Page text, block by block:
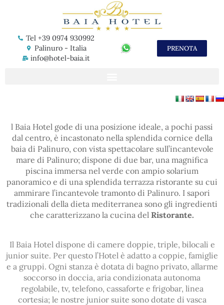
Tel +39 0974 930992
Palinuro - Italia
info@hotel-baia.it
PRENOTA
l Baia Hotel gode di una posizione ideale, a pochi passi
dal centro, è incastonato nella splendida cornice della
baia di Palinuro, con vista spettacolare sull’incantevole
mare di Palinuro; dispone di due bar, una magnifica
piscina immersa nel verde con ampio solarium
panoramico e di una splendida terrazza ristorante su cui
ammirare l’incantevole tramonto di Palinuro. I sapori
tradizionali della dieta mediterranea sono gli ingredienti
che caratterizzano la cucina del Ristorante.
Il Baia Hotel dispone di camere doppie, triple, bilocali e
junior suite. Per questo l’Hotel è adatto a coppie, famiglie
e a gruppi. Ogni stanza è dotata di bagno privato, allarme
soccorso in doccia, aria condizionata autonoma
regolabile, tv, telefono, cassaforte e frigobar, linea
cortesia; le nostre junior suite sono dotate di vasca